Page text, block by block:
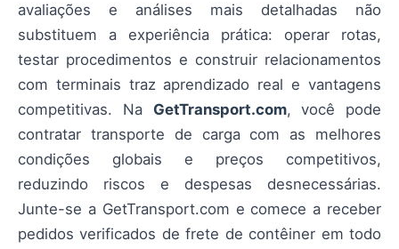
avaliações e análises mais detalhadas não
substituem a experiência prática: operar rotas,
testar procedimentos e construir relacionamentos
com terminais traz aprendizado real e vantagens
competitivas. Na GetTransport.com, você pode
contratar transporte de carga com as melhores
condições globais e preços competitivos,
reduzindo riscos e despesas desnecessárias.
Junte-se a GetTransport.com e comece a receber
pedidos verificados de frete de contêiner em todo